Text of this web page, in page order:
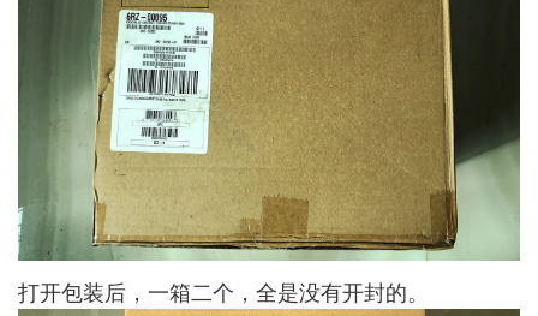
打开包装后，一箱二个，全是没有开封的。